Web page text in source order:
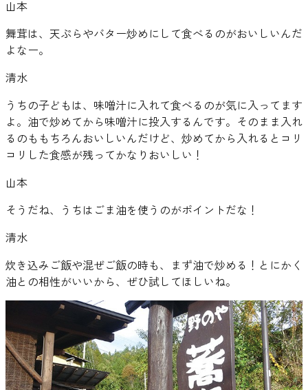
山本
舞茸は、天ぷらやバター炒めにして食べるのがおいしいんだ
よなー。
清水
うちの子どもは、味噌汁に入れて食べるのが気に入ってます
よ。油で炒めてから味噌汁に投入するんです。そのまま入れ
るのももちろんおいしいんだけど、炒めてから入れるとコリ
コリした食感が残ってかなりおいしい！
山本
そうだね、うちはごま油を使うのがポイントだな！
清水
炊き込みご飯や混ぜご飯の時も、まず油で炒める！とにかく
油との相性がいいから、ぜひ試してほしいね。